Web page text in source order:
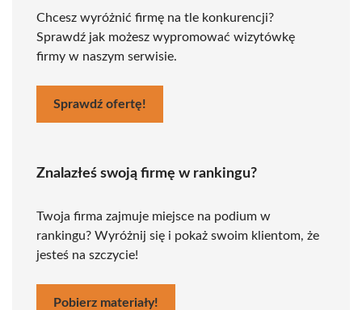
Chcesz wyróżnić firmę na tle konkurencji?
Sprawdź jak możesz wypromować wizytówkę
firmy w naszym serwisie.
Sprawdź ofertę!
Znalazłeś swoją firmę w rankingu?
Twoja firma zajmuje miejsce na podium w
rankingu? Wyróżnij się i pokaż swoim klientom, że
jesteś na szczycie!
Pobierz materiały!